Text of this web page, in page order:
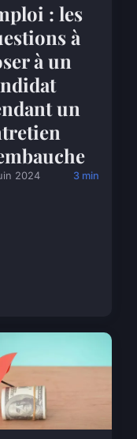
: les
à
à un
un
2024 3 min